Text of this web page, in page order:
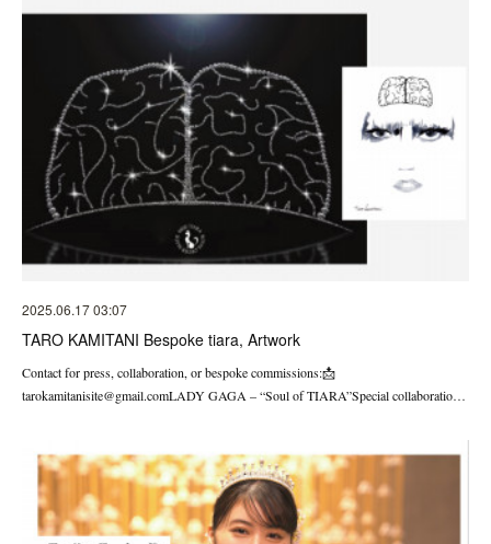
2025.06.17 03:07
TARO KAMITANI Bespoke tiara, Artwork
Contact for press, collaboration, or bespoke commissions:📩
tarokamitanisite@gmail.comLADY GAGA – “Soul of TIARA”Special collaboratio…